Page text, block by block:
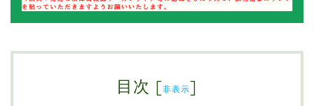
目次 [非表示]